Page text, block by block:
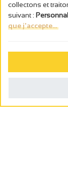
L’abus
Politique de
collectons et
suivant :
que j'accepte...